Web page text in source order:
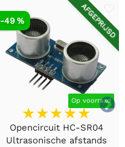

AFGEPRIJSD
Op voorraad
-49 %
Opencircuit HC-SR04
Ultrasonische afstands